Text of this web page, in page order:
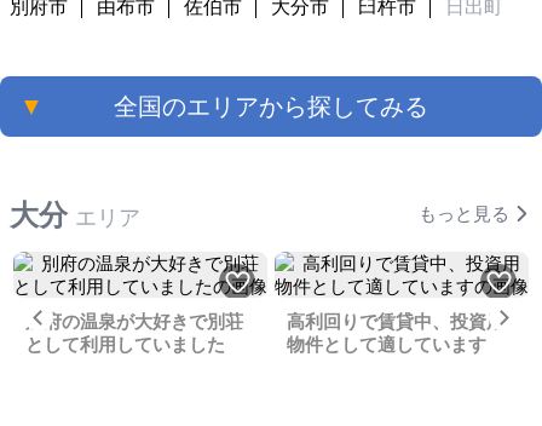
別府市 由布市 佐伯市 大分市 臼杵市 日出町
▼ 全国のエリアから探してみる
大分 エリア もっと見る
Previous
別府の温泉が大好きで別荘
として利用していました
高利回りで賃貸中、投資用
物件として適しています